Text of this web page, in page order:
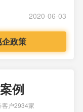
2020-06-03
政策
例
户2934家